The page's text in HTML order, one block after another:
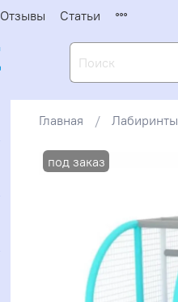
Отзывы Статьи
Главная Лабиринты